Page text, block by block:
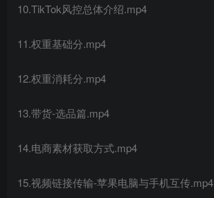
10.TikTok风控总体介绍.mp4
11.权重基础分.mp4
12.权重消耗分.mp4
13.带货-选品篇.mp4
14.电商素材获取方式.mp4
15.视频链接传输-苹果电脑与手机互传.mp4